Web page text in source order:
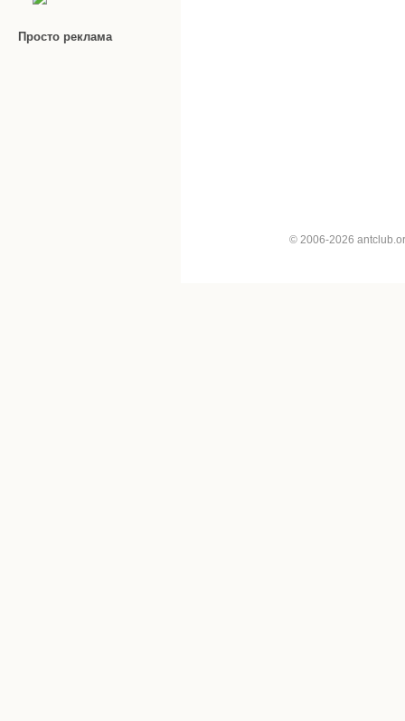
Просто реклама
© 2006-2026